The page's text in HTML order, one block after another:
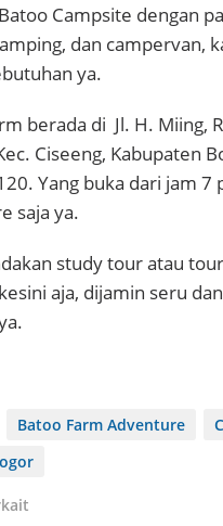
Campsite dengan
dan campervan,
ya.
berada di Jl. H. Miing,
Ciseeng, Kabupaten
Yang buka dari jam 7
saja ya.
study tour atau
aja, dijamin seru
Batoo Farm Adventure